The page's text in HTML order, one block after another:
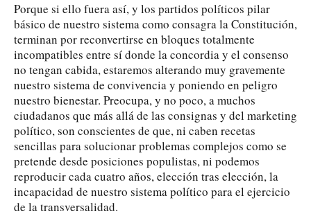
Porque si ello fuera así, y los partidos políticos pilar
básico de nuestro sistema como consagra la Constitución,
terminan por reconvertirse en bloques totalmente
incompatibles entre sí donde la concordia y el consenso
no tengan cabida, estaremos alterando muy gravemente
nuestro sistema de convivencia y poniendo en peligro
nuestro bienestar. Preocupa, y no poco, a muchos
ciudadanos que más allá de las consignas y del marketing
político, son conscientes de que, ni caben recetas
sencillas para solucionar problemas complejos como se
pretende desde posiciones populistas, ni podemos
reproducir cada cuatro años, elección tras elección, la
incapacidad de nuestro sistema político para el ejercicio
de la transversalidad.